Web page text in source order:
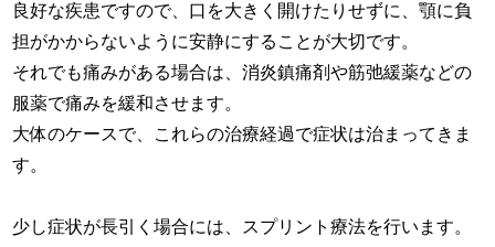
良好な疾患ですので、口を大きく開けたりせずに、顎に負
担がかからないように安静にすることが大切です。
それでも痛みがある場合は、消炎鎮痛剤や筋弛緩薬などの
服薬で痛みを緩和させます。
大体のケースで、これらの治療経過で症状は治まってきま
す。
少し症状が長引く場合には、スプリント療法を行います。